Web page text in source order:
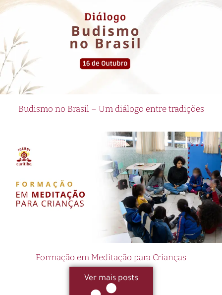
Budismo no Brasil – Um diálogo entre tradições
Formação em Meditação para Crianças
Ver mais posts